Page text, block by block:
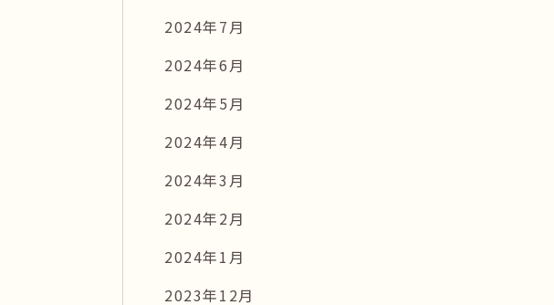
2024年7月
2024年6月
2024年5月
2024年4月
2024年3月
2024年2月
2024年1月
2023年12月